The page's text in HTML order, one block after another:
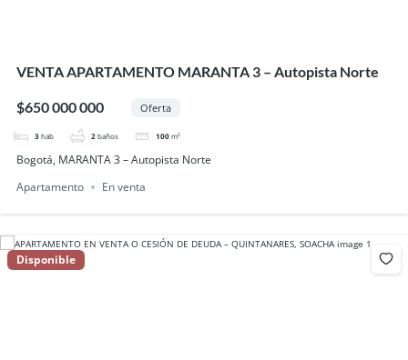
VENTA APARTAMENTO MARANTA 3 – Autopista Norte
$650 000 000 Oferta
3 hab 2 baños 100 m²
Bogotá, MARANTA 3 – Autopista Norte
Apartamento
En venta
Disponible